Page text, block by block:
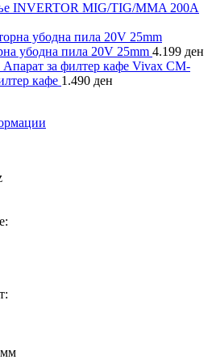
INVERTOR MIG/TIG/MMA 200A
убодна пила 20V 25mm 4.199 ден
Vivax CM-
кафе 1.490 ден
мм